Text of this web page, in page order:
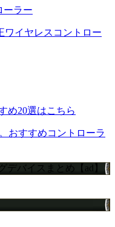
ーラー
ワイヤレスコントロー
め20選はこちら
おすすめコントローラ
デバイスまとめ【ad】